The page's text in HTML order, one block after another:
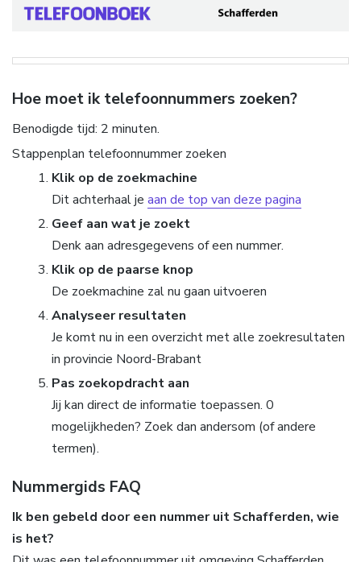
Hoe moet ik telefoonnummers zoeken?
Benodigde tijd: 2 minuten.
Stappenplan telefoonnummer zoeken
Klik op de zoekmachine
Dit achterhaal je aan de top van deze pagina
Geef aan wat je zoekt
Denk aan adresgegevens of een nummer.
Klik op de paarse knop
De zoekmachine zal nu gaan uitvoeren
Analyseer resultaten
Je komt nu in een overzicht met alle zoekresultaten
in provincie Noord-Brabant
Pas zoekopdracht aan
Jij kan direct de informatie toepassen. 0
mogelijkheden? Zoek dan andersom (of andere
termen).
Nummergids FAQ
Ik ben gebeld door een nummer uit Schafferden, wie
is het?